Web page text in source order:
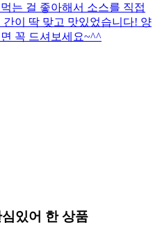
는 걸 좋아해서 소스를 직접
이 딱 맞고 맛있었습니다! 양
꼭 드셔보세요~^^
있어 한 상품